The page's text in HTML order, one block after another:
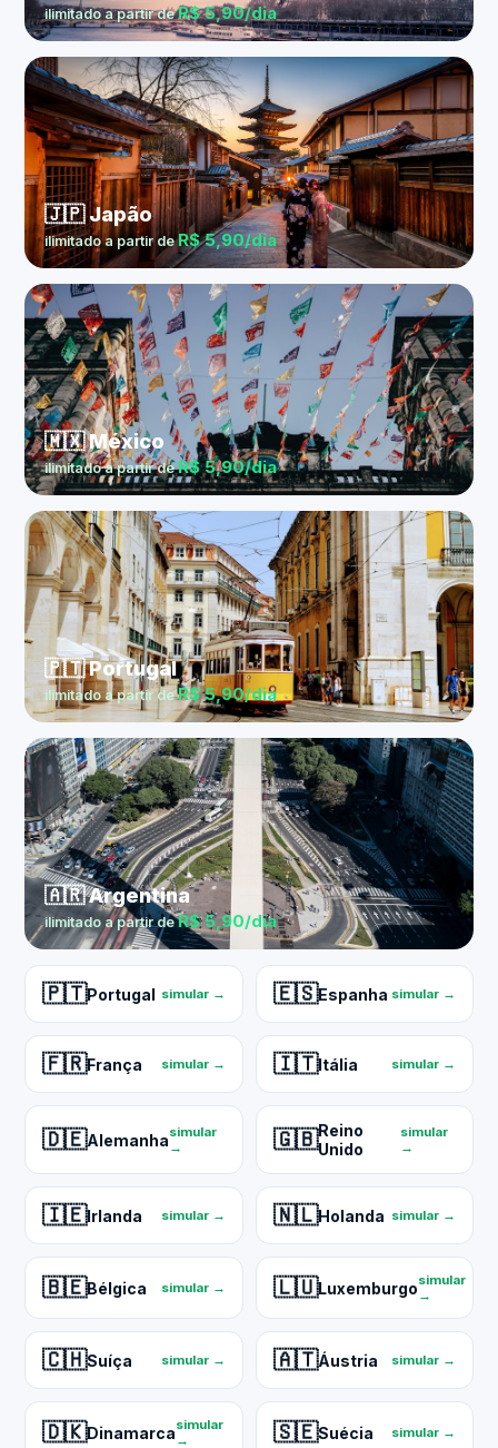
ilimitado a partir deR$ 5,90/dia
🇯🇵 Japão
ilimitado a partir deR$ 5,90/dia
🇲🇽 México
ilimitado a partir deR$ 5,90/dia
🇵🇹 Portugal
ilimitado a partir deR$ 5,90/dia
🇦🇷 Argentina
ilimitado a partir deR$ 5,90/dia
🇵🇹Portugal simular → 🇪🇸Espanha simular →
🇫🇷França simular → 🇮🇹Itália simular →
🇩🇪Alemanhasimular
→
🇬🇧Reino
Unido
simular
→
🇮🇪Irlanda simular → 🇳🇱Holanda simular →
🇧🇪Bélgica simular → 🇱🇺Luxemburgosimular
→
🇨🇭Suíça simular → 🇦🇹Áustria simular →
🇩🇰Dinamarcasimular
→
🇸🇪Suécia simular →